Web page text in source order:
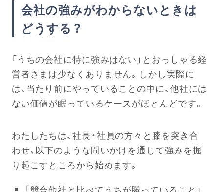
会社の強みがわからないときは
どうする？
「うちの会社に特に強みはない」とおっしゃる経
営者さまは少なくありません。しかし実際に
は、当たり前にやっていることの中に、他社には
ない価値が眠っているケースがほとんどです。
わたしたちは、社長・社員の方々と膝を突き合
わせ、以下のような問いかけを通じて強みを掘
り起こすところから始めます。
「競合他社と比べてうちが勝っていること」